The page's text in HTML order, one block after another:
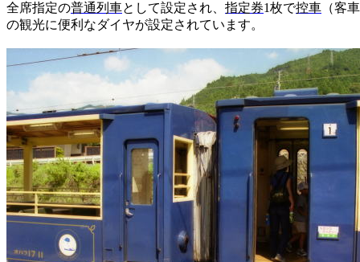
全席指定の普通列車として設定され、 指定券1枚で控車 （客
の観光に便利なダイヤが設定されています。